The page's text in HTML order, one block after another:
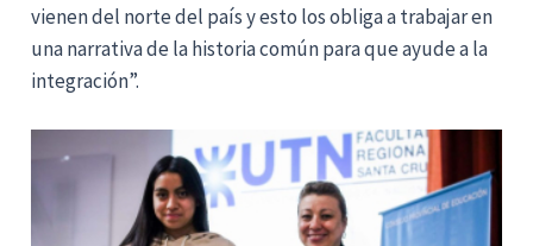
vienen del norte del país y esto los obliga a trabajar en
una narrativa de la historia común para que ayude a la
integración”.